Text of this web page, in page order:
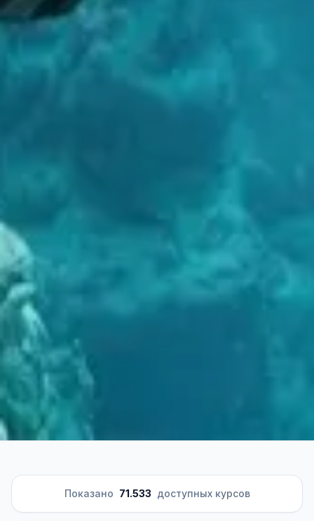
Показано 71.533 доступных курсов